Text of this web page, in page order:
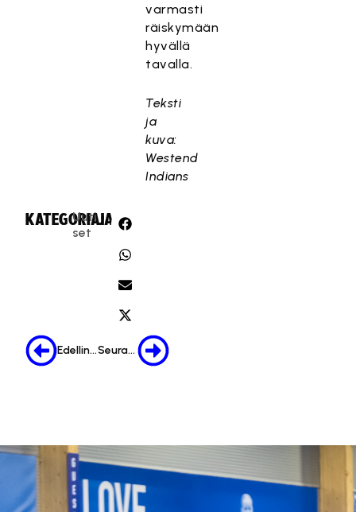
varmasti
räiskymään
hyvällä
tavalla.
Teksti
ja
kuva:
Westend
Indians
KATEGORIA:
Uuti
set
JAA:
Edellinen Seuraava